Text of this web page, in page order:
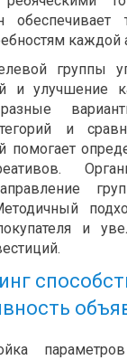
обеспечивает
группы
и улучшение
и
помогает
и